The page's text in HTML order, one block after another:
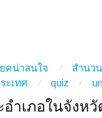
คน่าสนใจ สำนว
ะเทศ quiz
ำเภอในจังหวั